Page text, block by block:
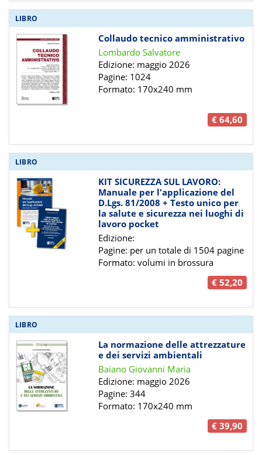
LIBRO
Collaudo tecnico amministrativo
Lombardo Salvatore
Edizione: maggio 2026
Pagine: 1024
Formato: 170x240 mm
€ 64,60
LIBRO
KIT SICUREZZA SUL LAVORO:
Manuale per l'applicazione del
D.Lgs. 81/2008 + Testo unico per
la salute e sicurezza nei luoghi di
lavoro pocket
Edizione:
Pagine: per un totale di 1504 pagine
Formato: volumi in brossura
€ 52,20
LIBRO
La normazione delle attrezzature
e dei servizi ambientali
Baiano Giovanni Maria
Edizione: maggio 2026
Pagine: 344
Formato: 170x240 mm
€ 39,90